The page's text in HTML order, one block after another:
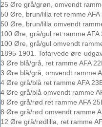
25 Øre grå/grøn, omvendt
50 Øre, brun/lilla ret remme AFA
50 Øre, brun/lilla omvendt
100 Øre, grå/gul ret ramme AFA
100 Øre, grå/gul omvendt
1895-1901. Tofarvede øre-
3 Øre blå/grå, ret ramme AFA
3 Øre blå/grå, omvendt ramme
4 Øre grå/blå ret ramme AFA
4 Øre grå/blå omvendt ramme
8 Øre grå/rød ret ramme AFA
8 Øre grå/rød omvendt ramme
12 Øre grå/rødlilla, ret ramme